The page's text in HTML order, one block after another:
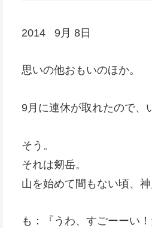
2014 9月 8日
思いの他おもいのほか。
9月に連休が取れたので、
そう。
それは剱岳。
山を始めて間もない頃、
も：『うわ、すごーーい